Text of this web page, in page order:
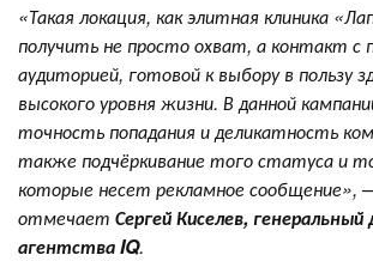
«Такая локация, как элитная клиника
получить не просто охват, а контакт с
аудиторией, готовой к выбору в пользу
высокого уровня жизни. В данной
точность попадания и деликатность
также подчёркивание того статуса и
которые несет рекламное сообщение»,
отмечает Сергей Киселев,
агентства IQ.